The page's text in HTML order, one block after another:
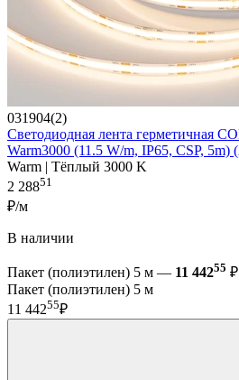
031904(2)
Светодиодная лента герметичная
Warm3000 (11.5 W/m, IP65, CSP, 5m)
Warm | Тёплый 3000 K
2 28851
₽/м
В наличии
Пакет (полиэтилен) 5 м — 11 44255 ₽
Пакет (полиэтилен) 5 м
11 44255₽